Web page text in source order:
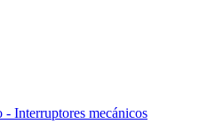
Interruptores mecánicos